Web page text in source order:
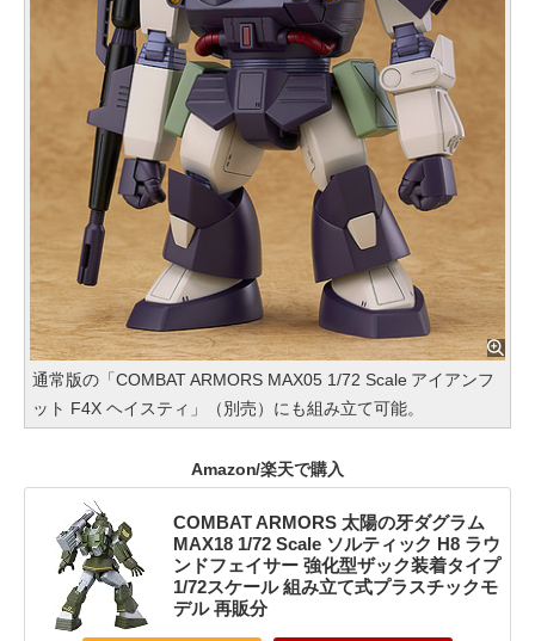
通常版の「COMBAT ARMORS MAX05 1/72 Scale アイアンフ
ット F4X ヘイスティ」（別売）にも組み立て可能。
Amazon/楽天で購入
COMBAT ARMORS 太陽の牙ダグラム
MAX18 1/72 Scale ソルティック H8 ラウ
ンドフェイサー 強化型ザック装着タイプ
1/72スケール 組み立て式プラスチックモ
デル 再販分